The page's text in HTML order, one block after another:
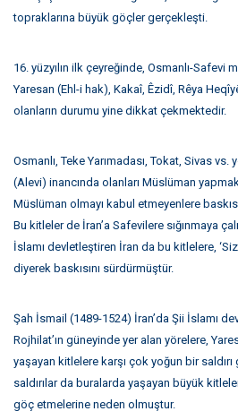
topraklarına büyük göçler gerçekleşti.
16. yüzyılın ilk çeyreğinde, Osmanlı-Safevi
Yaresan (Ehl-i hak), Kakaî, Êzidî, Rêya
olanların durumu yine dikkat çekmektedir.
Osmanlı, Teke Yarımadası, Tokat, Sivas
(Alevi) inancında olanları Müslüman yapmak
Müslüman olmayı kabul etmeyenlere
Bu kitleler de İran’a Safevilere sığınmaya
İslamı devletleştiren İran da bu kitlelere,
diyerek baskısını sürdürmüştür.
Şah İsmail (1489-1524) İran’da Şii İslamı
Rojhilat’ın güneyinde yer alan yörelere,
yaşayan kitlelere karşı çok yoğun bir
saldırılar da buralarda yaşayan büyük
göç etmelerine neden olmuştur.